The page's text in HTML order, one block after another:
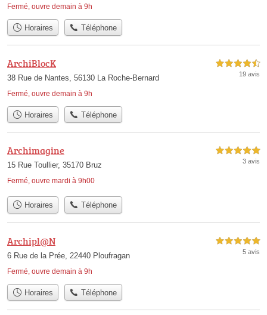
Fermé, ouvre demain à 9h
Horaires Téléphone
ArchiBlocK
38 Rue de Nantes, 56130 La Roche-Bernard
Fermé, ouvre demain à 9h
4,5 étoiles sur 5
19 avis
Horaires Téléphone
Archimagine
15 Rue Toullier, 35170 Bruz
Fermé, ouvre mardi à 9h00
5,0 étoiles sur 5
3 avis
Horaires Téléphone
Archipl@N
6 Rue de la Prée, 22440 Ploufragan
Fermé, ouvre demain à 9h
5,0 étoiles sur 5
5 avis
Horaires Téléphone